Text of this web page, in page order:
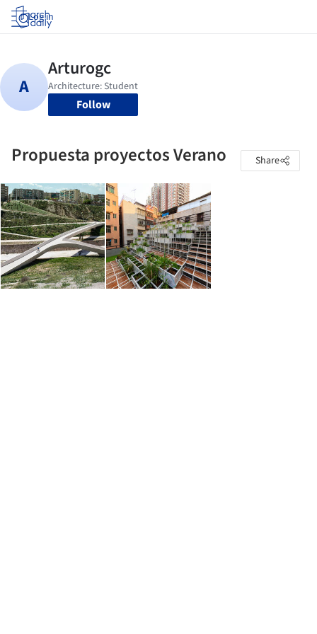
Log in
Follow
Propuesta proyectos Verano Share